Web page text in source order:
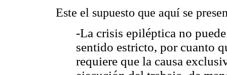
Este el supuesto que aquí se
-La crisis epiléptica no
sentido estricto, por cuanto
requiere que la causa